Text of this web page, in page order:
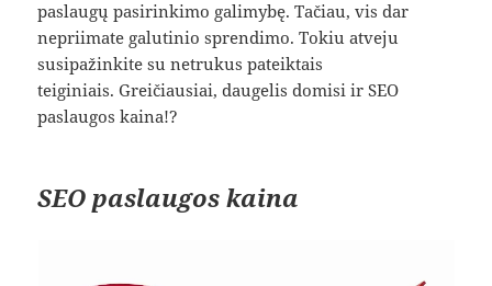
paslaugų pasirinkimo galimybę. Tačiau, vis dar
nepriimate galutinio sprendimo. Tokiu atveju
susipažinkite su netrukus pateiktais
teiginiais. Greičiausiai, daugelis domisi ir SEO
paslaugos kaina!?
SEO paslaugos kaina